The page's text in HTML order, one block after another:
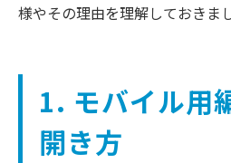
様やその理由を理解しておきま
1. モバイル用
開き方